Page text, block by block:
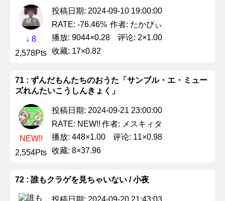
↓ 8
2,578Pts
投稿日期: 2024-09-10 19:00:00
RATE: -76.46% 作者: たかぴぃ
播放: 9044×0.28
评论: 2×1.00
收藏: 17×0.82
71 : ずんだもんたちのおうた「サンブル・エ・ミュー
ズれんたいこうしんきょく」
NEW!!
2,554Pts
投稿日期: 2024-09-21 23:00:00
RATE: NEW!! 作者: メスキィタ
播放: 448×1.00
评论: 11×0.98
收藏: 8×37.96
72 : 誰もクラゲを見ちゃいない / 小夜
投稿日期: 2024-09-20 21:43:03